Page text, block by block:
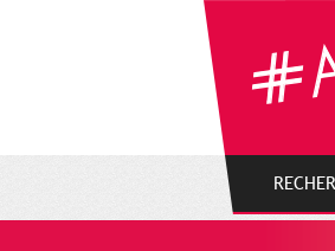
Gestion de vos préférences sur les